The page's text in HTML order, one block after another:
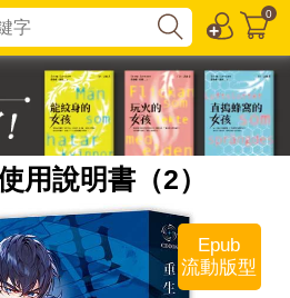
0
用說明書（2）
Epub
流動版型